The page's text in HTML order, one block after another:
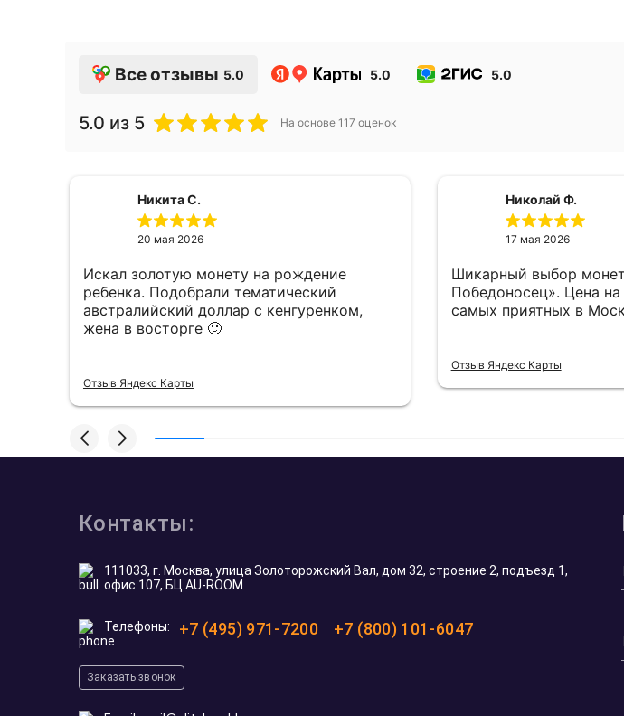
Все отзывы 5.0 5.0 5.0
5.0 из 5 На основе 117 оценок
Никита С.
20 мая 2026
Искал золотую монету на рождение
ребенка. Подобрали тематический
австралийский доллар с кенгуренком,
жена в восторге 🙂
Отзыв Яндекс Карты
Николай Ф.
17 мая 2026
Шикарный выбор
Победоносец». Цена
самых приятных в
Отзыв Яндекс Карты
Контакты:
111033, г. Москва, улица Золоторожский Вал, дом 32, строение 2, подъезд 1,
офис 107, БЦ AU-ROOM
Телефоны: +7 (495) 971-7200 +7 (800) 101-6047
Заказать звонок